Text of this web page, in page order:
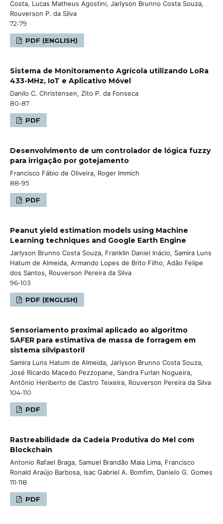
Costa, Lucas Matheus Agostini, Jarlyson Brunno Costa Souza,
Rouverson P. da Silva
72-79
PDF (ENGLISH)
Sistema de Monitoramento Agrícola utilizando LoRa
433-MHz, IoT e Aplicativo Móvel
Danilo C. Christensen, Zito P. da Fonseca
80-87
PDF
Desenvolvimento de um controlador de lógica fuzzy
para irrigação por gotejamento
Francisco Fábio de Oliveira, Roger Immich
88-95
PDF
Peanut yield estimation models using Machine
Learning techniques and Google Earth Engine
Jarlyson Brunno Costa Souza, Franklin Daniel Inácio, Samira Luns
Hatum de Almeida, Armando Lopes de Brito Filho, Adão Felipe
dos Santos, Rouverson Pereira da Silva
96-103
PDF (ENGLISH)
Sensoriamento proximal aplicado ao algoritmo
SAFER para estimativa de massa de forragem em
sistema silvipastoril
Samira Luns Hatum de Almeida, Jarlyson Brunno Costa Souza,
José Ricardo Macedo Pezzopane, Sandra Furlan Nogueira,
Antônio Heriberto de Castro Teixeira, Rouverson Pereira da Silva
104-110
PDF
Rastreabilidade da Cadeia Produtiva do Mel com
Blockchain
Antonio Rafael Braga, Samuel Brandão Maia Lima, Francisco
Ronald Araújo Barbosa, Isac Gabriel A. Bomfim, Danielo G. Gomes
111-118
PDF